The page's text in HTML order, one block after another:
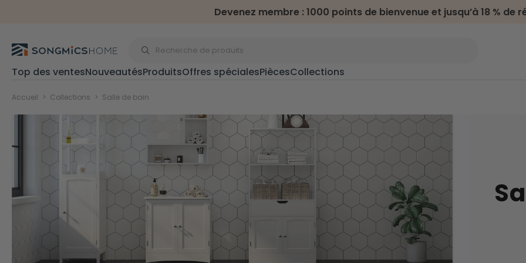
Top des ventesNouveautésProduits
Sports & plein air
Trampolines
Accessoires trampoline
Haltères
Cages de foot
Meubles terrasse & jardin
Transats
Chaises d'extérieur
Dessertes d'extérieur
Parasols & stores
Parasols
Stores latéraux
Camping & randonnée
Hamacs
Chaises de camping
Offres spécialesPiècesCollections
Devenez membre : 1000 points de bienvenue et jusqu’à 18 % de
Accueil > Collections > Salle de bain